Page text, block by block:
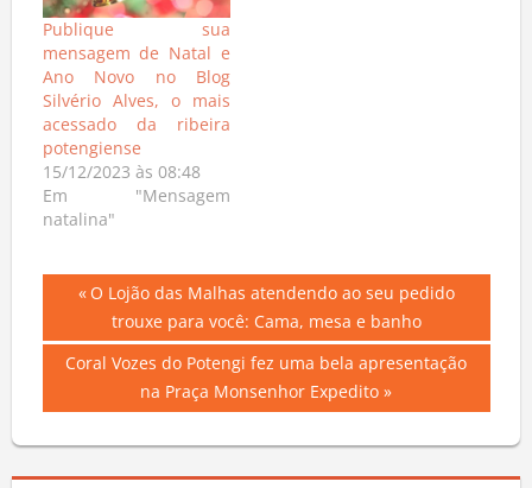
Publique sua
mensagem de Natal e
Ano Novo no Blog
Silvério Alves, o mais
acessado da ribeira
potengiense
15/12/2023 às 08:48
Em "Mensagem
natalina"
Navegação
de
Previous
Post:
O Lojão das Malhas atendendo ao seu pedido
trouxe para você: Cama, mesa e banho
Next
Coral Vozes do Potengi fez uma bela apresentação
na Praça Monsenhor Expedito